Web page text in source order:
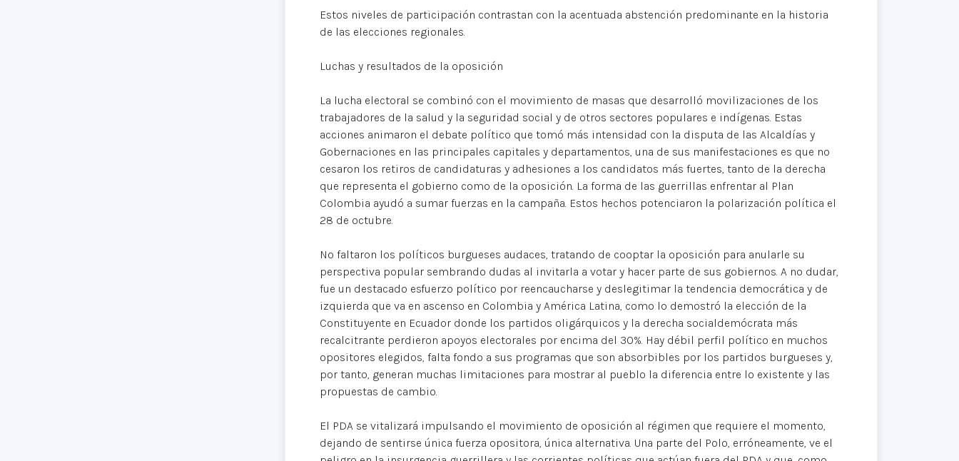
Estos niveles de participación contrastan con la acentuada abstención predominante en la historia
de las elecciones regionales.
Luchas y resultados de la oposición
La lucha electoral se combinó con el movimiento de masas que desarrolló movilizaciones de los
trabajadores de la salud y la seguridad social y de otros sectores populares e indígenas. Estas
acciones animaron el debate político que tomó más intensidad con la disputa de las Alcaldías y
Gobernaciones en las principales capitales y departamentos, una de sus manifestaciones es que no
cesaron los retiros de candidaturas y adhesiones a los candidatos más fuertes, tanto de la derecha
que representa el gobierno como de la oposición. La forma de las guerrillas enfrentar al Plan
Colombia ayudó a sumar fuerzas en la campaña. Estos hechos potenciaron la polarización política el
28 de octubre.
No faltaron los políticos burgueses audaces, tratando de cooptar la oposición para anularle su
perspectiva popular sembrando dudas al invitarla a votar y hacer parte de sus gobiernos. A no dudar,
fue un destacado esfuerzo político por reencaucharse y deslegitimar la tendencia democrática y de
izquierda que va en ascenso en Colombia y América Latina, como lo demostró la elección de la
Constituyente en Ecuador donde los partidos oligárquicos y la derecha socialdemócrata más
recalcitrante perdieron apoyos electorales por encima del 30%. Hay débil perfil político en muchos
opositores elegidos, falta fondo a sus programas que son absorbibles por los partidos burgueses y,
por tanto, generan muchas limitaciones para mostrar al pueblo la diferencia entre lo existente y las
propuestas de cambio.
El PDA se vitalizará impulsando el movimiento de oposición al régimen que requiere el momento,
dejando de sentirse única fuerza opositora, única alternativa. Una parte del Polo, erróneamente, ve el